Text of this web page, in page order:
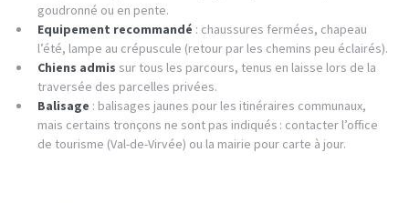
goudronné ou en pente.
Equipement recommandé : chaussures fermées, chapeau
l’été, lampe au crépuscule (retour par les chemins peu éclairés).
Chiens admis sur tous les parcours, tenus en laisse lors de la
traversée des parcelles privées.
Balisage : balisages jaunes pour les itinéraires communaux,
mais certains tronçons ne sont pas indiqués : contacter l’office
de tourisme (Val-de-Virvée) ou la mairie pour carte à jour.